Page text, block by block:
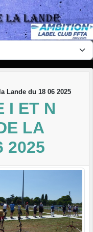
Lande du 18 06 2025
I ET N
LA
2025